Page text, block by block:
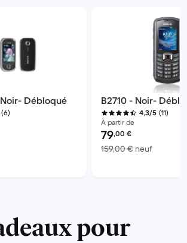
Débloqué
(6)
:
149,00 € neuf
B2710 - Noir-
4,3/5 (11)
À partir de
Prix reconditionné :
79,00 €
159,00 € neufcontre
pour